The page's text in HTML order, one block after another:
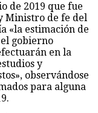
de 2019 que fue
Ministro de fe del
«la estimación de
gobierno
en la
y
observándose
para alguna